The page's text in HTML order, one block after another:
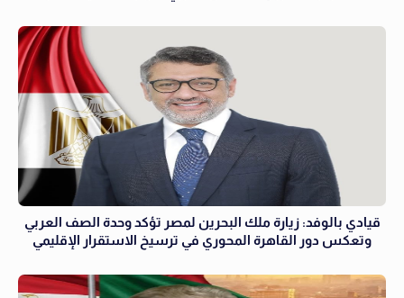
قيادي بالوفد: زيارة ملك البحرين لمصر تؤكد وحدة الصف العربي
وتعكس دور القاهرة المحوري في ترسيخ الاستقرار الإقليمي